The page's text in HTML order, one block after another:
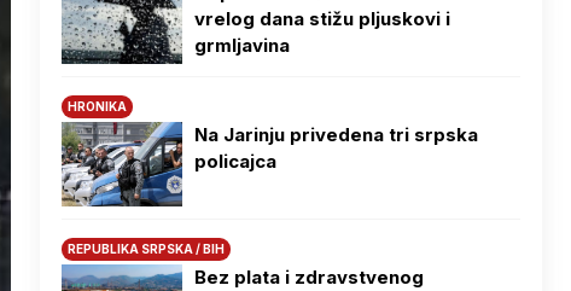
vrelog dana stižu pljuskovi i
grmljavina
HRONIKA
Na Јarinju privedena tri srpska
policajca
REPUBLIKA SRPSKA / BIH
Bez plata i zdravstvenog